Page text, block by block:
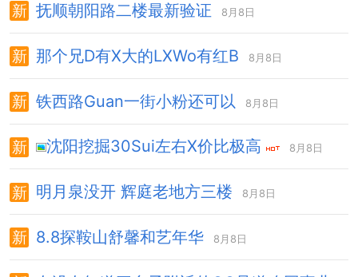
抚顺朝阳路二楼最新验证 8月8日
那个兄D有X大的LXWo有红B 8月8日
铁西路Guan一街小粉还可以 8月8日
沈阳挖掘30Sui左右X价比极高 8月8日
明月泉没开 辉庭老地方三楼 8月8日
8.8探鞍山舒馨和艺年华 8月8日